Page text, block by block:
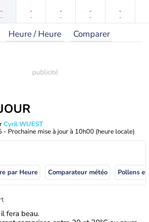
-
-
-
-
-
-
-
-
-
-
Heure / Heure Comparer
Cyril WUEST
- Prochaine mise à jour à 10h00 (heure locale)
par Heure Comparateur météo Pollens
fera beau.